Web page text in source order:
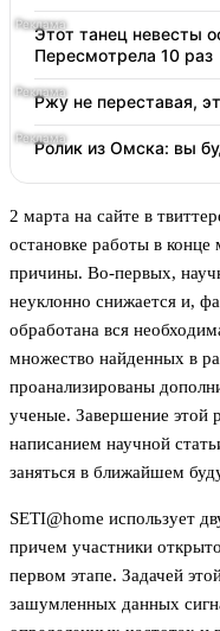
Этот танец невесты
Пересмотрела 10 раз
Ржу не переставая,
Ролик из Омска: вы
2 марта на сайте в
остановке работы в
причины. Во-первых,
неуклонно снижается и,
обработана вся
множество найденных в
проанализированы
ученые. Завершение этой
написанием научной
заняться в ближайшем
SETI@home использует
причем участники
первом этапе. Задачей
зашумленных данных